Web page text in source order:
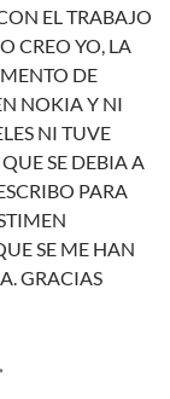
EL TRABAJO
CREO YO, LA
DE
NOKIA Y NI
NI TUVE
SE DEBIA A
PARA
SE ME HAN
GRACIAS